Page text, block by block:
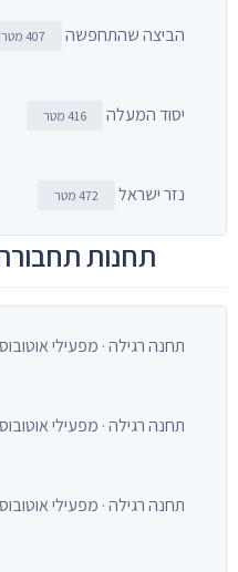
הביצה שהתחפשה 407 מטר
יסוד המעלה 416 מטר
נזר ישראל 472 מטר
תחנות
תחנה רגילה · מפעילי אוטובוסים
תחנה רגילה · מפעילי אוטובוסים
תחנה רגילה · מפעילי אוטובוסים